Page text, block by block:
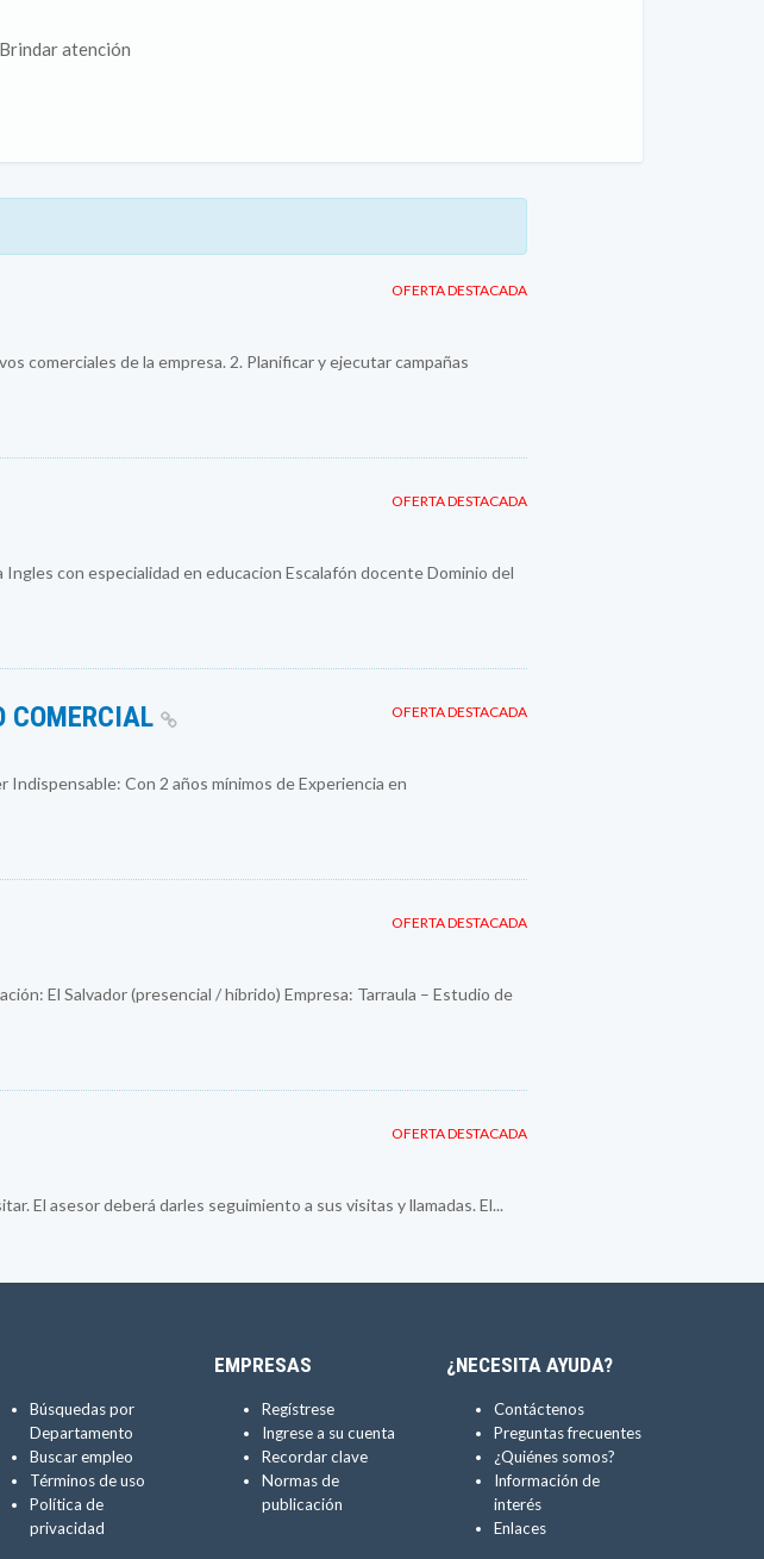
atención
OFERTA DESTACADA
comerciales de la empresa. 2. Planificar y ejecutar campañas
OFERTA DESTACADA
con especialidad en educacion Escalafón docente Dominio del
OFERTA DESTACADA
COMERCIAL
Indispensable: Con 2 años mínimos de Experiencia en
OFERTA DESTACADA
El Salvador (presencial / híbrido) Empresa: Tarraula – Estudio de
OFERTA DESTACADA
El asesor deberá darles seguimiento a sus visitas y llamadas. El...
Búsquedas por
Departamento
Buscar empleo
Términos de uso
Política de
privacidad
EMPRESAS
Regístrese
Ingrese a su cuenta
Recordar clave
Normas de
publicación
¿NECESITA AYUDA?
Contáctenos
Preguntas frecuentes
¿Quiénes somos?
Información de
interés
Enlaces